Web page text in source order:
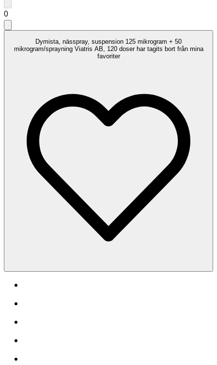
0
Dymista, nässpray, suspension 125 mikrogram + 50
mikrogram/sprayning Viatris AB, 120 doser har tagits bort från mina
favoriter